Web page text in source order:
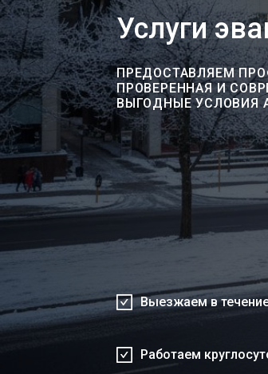
Услуги
ПРЕДОСТАВЛЯЕМ
ПРОВЕРЕННАЯ И
ВЫГОДНЫЕ УСЛОВИЯ
Выезжаем в
Работаем